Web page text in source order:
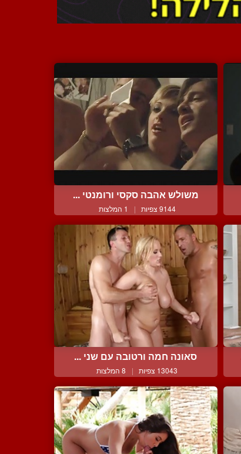
משולש אהבה סקסי ורומנטי ...
9144 צפיות | 1 המלצות
סאונה חמה ורטובה עם שני ...
13043 צפיות | 8 המלצות